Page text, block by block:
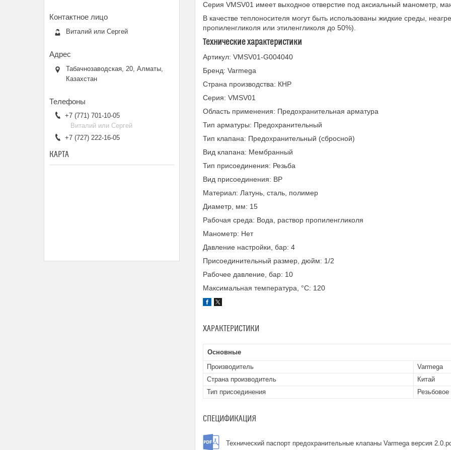
Серия VMSV01 имеет выходное отверстие под аксиальный манометр,
В качестве теплоносителя могут быть использованы жидкие среды,
пропиленгликоля или этиленгликоля до 50%).
Технические характеристики
Артикул: VMSV01-G004040
Бренд: Varmega
Страна производства: КНР
Серия: VMSV01
Область применения: Предохранительная арматура
Тип арматуры: Предохранительный
Тип клапана: Предохранительный (сбросной)
Вид клапана: Мембранный
Тип присоединения: Резьба
Вид присоединения: ВР
Материал: Латунь, сталь, полимер
Диаметр, мм: 15
Рабочая среда: Вода, раствор пропиленгликоля
Манометр: Нет
Давление настройки, бар: 4
Присоединительный размер, дюйм: 1/2
Рабочее давление, бар: 10
Максимальная температура, °С: 120
ХАРАКТЕРИСТИКИ
Основные
Производитель
Varmega
Страна производитель
Китай
Тип присоединения
Резьбовое
СПЕЦИФИКАЦИЯ
Технический паспорт предохранительные клапаны Varmega версия
Виталий или Сергей
Табачнозаводская, 20, Алматы,
Казахстан
+7 (771) 701-10-05
Виталий или Сергей
+7 (727) 222-16-05
КАРТА